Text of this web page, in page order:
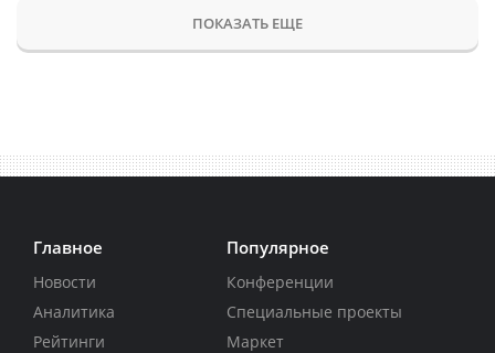
ПОКАЗАТЬ ЕЩЕ
Главное
Новости
Аналитика
Рейтинги
Популярное
Конференции
Специальные проекты
Маркет